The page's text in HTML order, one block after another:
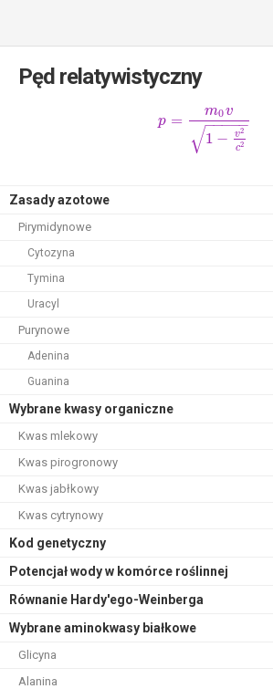
Pęd relatywistyczny
p =
m0v
1 − v2
c2
− −
−−−
√
Zasady azotowe
Pirymidynowe
Cytozyna
Tymina
Uracyl
Purynowe
Adenina
Guanina
Wybrane kwasy organiczne
Kwas mlekowy
Kwas pirogronowy
Kwas jabłkowy
Kwas cytrynowy
Kod genetyczny
Potencjał wody w komórce roślinnej
Równanie Hardy'ego-Weinberga
Wybrane aminokwasy białkowe
Glicyna
Alanina